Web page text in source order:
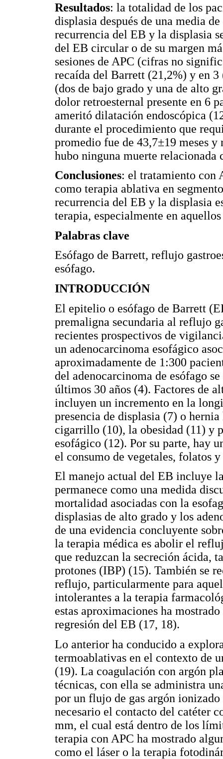
Resultados: la totalidad de los
displasia después de una media
recurrencia del EB y la displasia
del EB circular o de su margen
sesiones de APC (cifras no
recaída del Barrett (21,2%) y en 3
(dos de bajo grado y una de alto
dolor retroesternal presente en 6
ameritó dilatación endoscópica
durante el procedimiento que
promedio fue de 43,7±19 meses y
hubo ninguna muerte relacionada
Conclusiones: el tratamiento con
como terapia ablativa en
recurrencia del EB y la displasia
terapia, especialmente en
Palabras clave
Esófago de Barrett, reflujo
esófago.
INTRODUCCIÓN
El epitelio o esófago de Barrett
premaligna secundaria al reflujo
recientes prospectivos de
un adenocarcinoma esofágico
aproximadamente de 1:300
del adenocarcinoma de esófago
últimos 30 años (4). Factores de
incluyen un incremento en la
presencia de displasia (7) o
cigarrillo (10), la obesidad (11) y
esofágico (12). Por su parte, hay
el consumo de vegetales, folatos
El manejo actual del EB incluye
permanece como una medida
mortalidad asociadas con la
displasias de alto grado y los
de una evidencia concluyente
la terapia médica es abolir el
que reduzcan la secreción ácida,
protones (IBP) (15). También se
reflujo, particularmente para
intolerantes a la terapia
estas aproximaciones ha
regresión del EB (17, 18).
Lo anterior ha conducido a
termoablativas en el contexto de
(19). La coagulación con argón
técnicas, con ella se administra
por un flujo de gas argón
necesario el contacto del catéter
mm, el cual está dentro de los
terapia con APC ha mostrado
como el láser o la terapia